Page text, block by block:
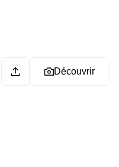
Découvrir